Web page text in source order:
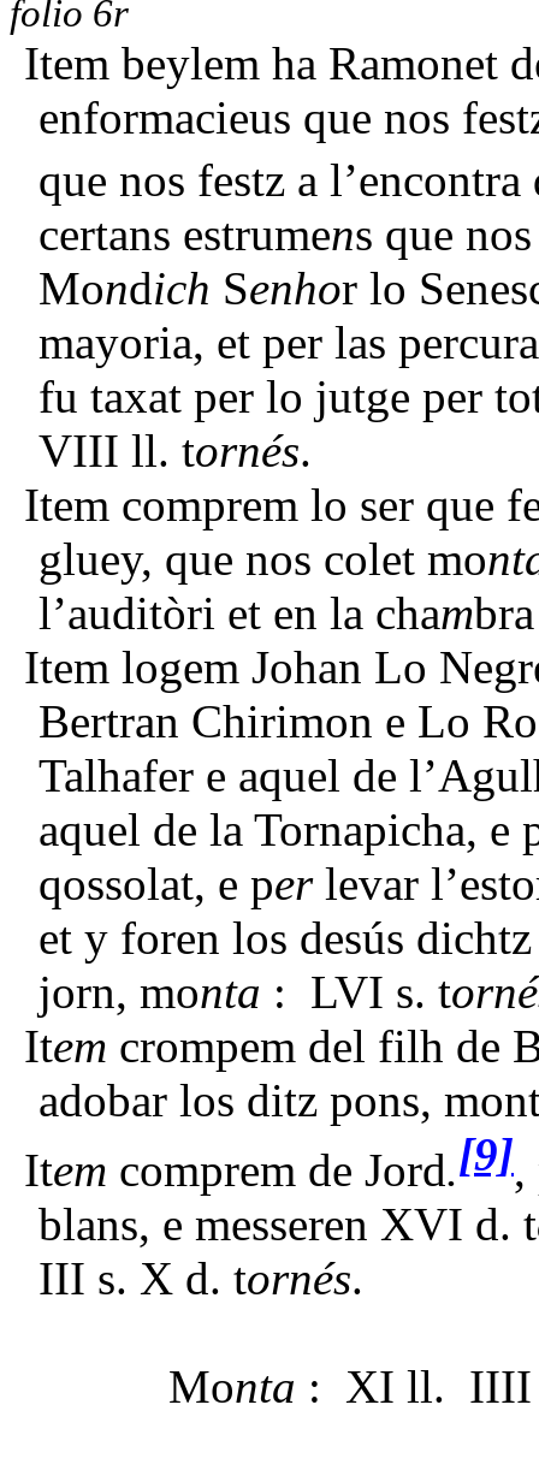
folio 6r
Item beylem ha Ramonet
enformacieus que nos
que nos festz a l’encontra
certans estrumens que
Mondich Senhor lo
mayoria, et per las
fu taxat per lo jutge per
VIII ll. tornés.
Item comprem lo ser que
gluey, que nos colet mo
l’auditòri et en la cham
Item logem Johan Lo
Bertran Chirimon e Lo
Talhafer e aquel de
aquel de la Tornapicha, e
qossolat, e perlevar
et y foren los desús
jorn, monta : LVI s. t
Item crompem del filh de
adobar los ditz pons,
Item comprem de Jord.[9],
blans, e messeren XVI d. t
III s. X d. tornés.
Monta : XI ll.